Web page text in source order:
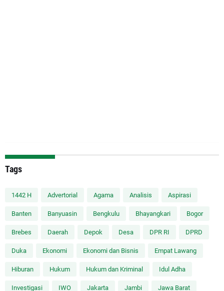
Tags
1442 H Advertorial Agama Analisis Aspirasi
Banten Banyuasin Bengkulu Bhayangkari Bogor
Brebes Daerah Depok Desa DPR RI DPRD
Duka Ekonomi Ekonomi dan Bisnis Empat Lawang
Hiburan Hukum Hukum dan Kriminal Idul Adha
Investigasi IWO Jakarta Jambi Jawa Barat